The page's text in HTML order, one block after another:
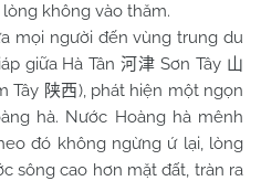
không vào thăm.
người đến vùng trung du
giữa Hà Tân 河津 Sơn Tây 山
Tây 陕西), phát hiện một ngọn
hà. Nước Hoàng hà mênh
đó không ngừng ứ lại, lòng
sông cao hơn mặt đất, tràn ra